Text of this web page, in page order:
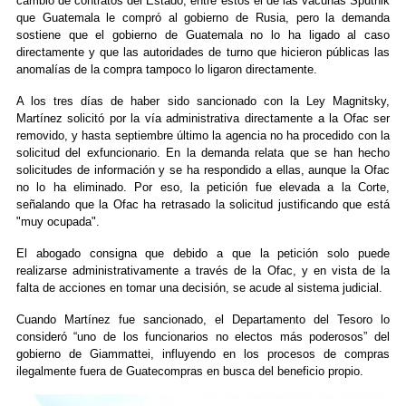
que Guatemala le compró al gobierno de Rusia, pero la demanda
sostiene que el gobierno de Guatemala no lo ha ligado al caso
directamente y que las autoridades de turno que hicieron públicas las
anomalías de la compra tampoco lo ligaron directamente.
A los tres días de haber sido sancionado con la Ley Magnitsky,
Martínez solicitó por la vía administrativa directamente a la Ofac ser
removido, y hasta septiembre último la agencia no ha procedido con la
solicitud del exfuncionario. En la demanda relata que se han hecho
solicitudes de información y se ha respondido a ellas, aunque la Ofac
no lo ha eliminado. Por eso, la petición fue elevada a la Corte,
señalando que la Ofac ha retrasado la solicitud justificando que está
"muy ocupada".
El abogado consigna que debido a que la petición solo puede
realizarse administrativamente a través de la Ofac, y en vista de la
falta de acciones en tomar una decisión, se acude al sistema judicial.
Cuando Martínez fue sancionado, el Departamento del Tesoro lo
consideró “uno de los funcionarios no electos más poderosos” del
gobierno de Giammattei, influyendo en los procesos de compras
ilegalmente fuera de Guatecompras en busca del beneficio propio.